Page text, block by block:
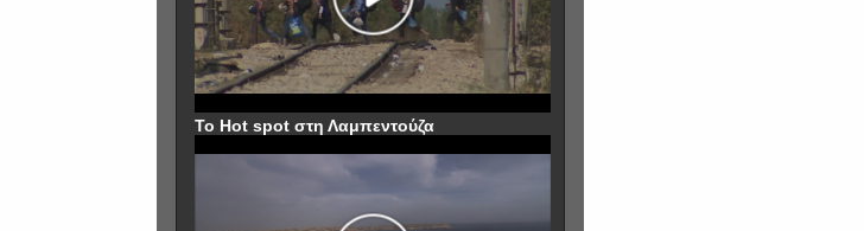
To Hot spot στη Λαμπεντούζα